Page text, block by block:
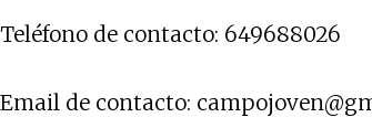
Teléfono de contacto: 649688026
Email de contacto: